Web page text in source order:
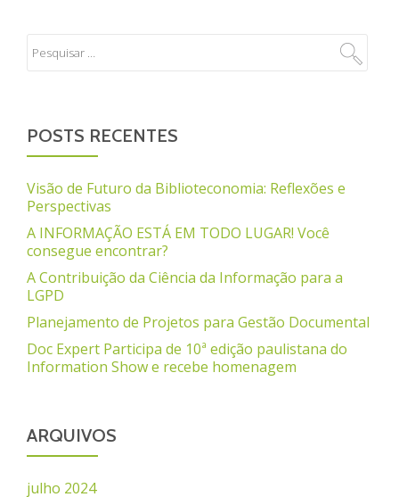
POSTS RECENTES
Visão de Futuro da Biblioteconomia: Reflexões e
Perspectivas
A INFORMAÇÃO ESTÁ EM TODO LUGAR! Você
consegue encontrar?
A Contribuição da Ciência da Informação para a
LGPD
Planejamento de Projetos para Gestão Documental
Doc Expert Participa de 10ª edição paulistana do
Information Show e recebe homenagem
ARQUIVOS
julho 2024